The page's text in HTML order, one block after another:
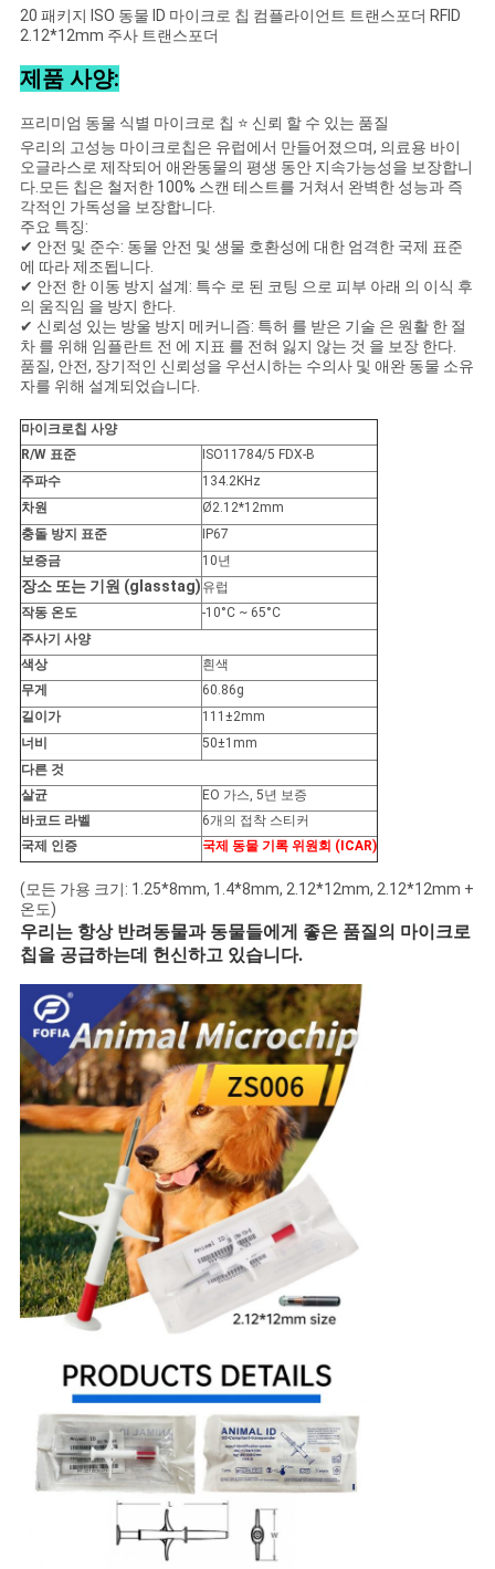
뉴
스
인
용
문
을
요
구
하
세
요
사
이
트
맵
PRIVACY
POLICY
20 패키지 ISO 동물 ID 마이크로 칩 컴플라이언트 트랜스포더 RFID
2.12*12mm 주사 트랜스포더
제품 사양:
프리미엄 동물 식별 마이크로 칩 ⭐ 신뢰 할 수 있는 품질
우리의 고성능 마이크로칩은 유럽에서 만들어졌으며, 의료용 바이
오글라스로 제작되어 애완동물의 평생 동안 지속가능성을 보장합니
다.모든 칩은 철저한 100% 스캔 테스트를 거쳐서 완벽한 성능과 즉
각적인 가독성을 보장합니다.
주요 특징:
✔ 안전 및 준수: 동물 안전 및 생물 호환성에 대한 엄격한 국제 표준
에 따라 제조됩니다.
✔ 안전 한 이동 방지 설계: 특수 로 된 코팅 으로 피부 아래 의 이식 후
의 움직임 을 방지 한다.
✔ 신뢰성 있는 방울 방지 메커니즘: 특허 를 받은 기술 은 원활 한 절
차 를 위해 임플란트 전 에 지표 를 전혀 잃지 않는 것 을 보장 한다.
품질, 안전, 장기적인 신뢰성을 우선시하는 수의사 및 애완 동물 소유
자를 위해 설계되었습니다.
마이크로칩 사양
R/W 표준
ISO11784/5 FDX-B
주파수
134.2KHz
차원
Ø2.12*12mm
충돌 방지 표준
IP67
보증금
10년
장소 또는 기원 (glasstag) 유럽
작동 온도
-10°C ~ 65°C
주사기 사양
색상
흰색
무게
60.86g
길이가
111±2mm
너비
50±1mm
다른 것
살균
EO 가스, 5년 보증
바코드 라벨
6개의 접착 스티커
국제 인증
국제 동물 기록 위원회 (ICAR)
(모든 가용 크기: 1.25*8mm, 1.4*8mm, 2.12*12mm, 2.12*12mm +
온도)
우리는 항상 반려동물과 동물들에게 좋은 품질의 마이크로
칩을 공급하는데 헌신하고 있습니다.